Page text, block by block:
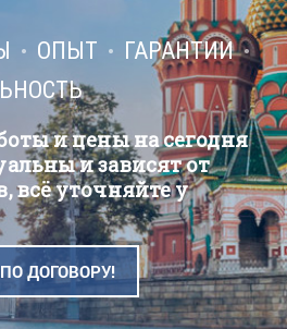
ОПЫТ
ГАРАНТИИ
и цены на сегодня
и зависят от
всё уточняйте у
ДОГОВОРУ!